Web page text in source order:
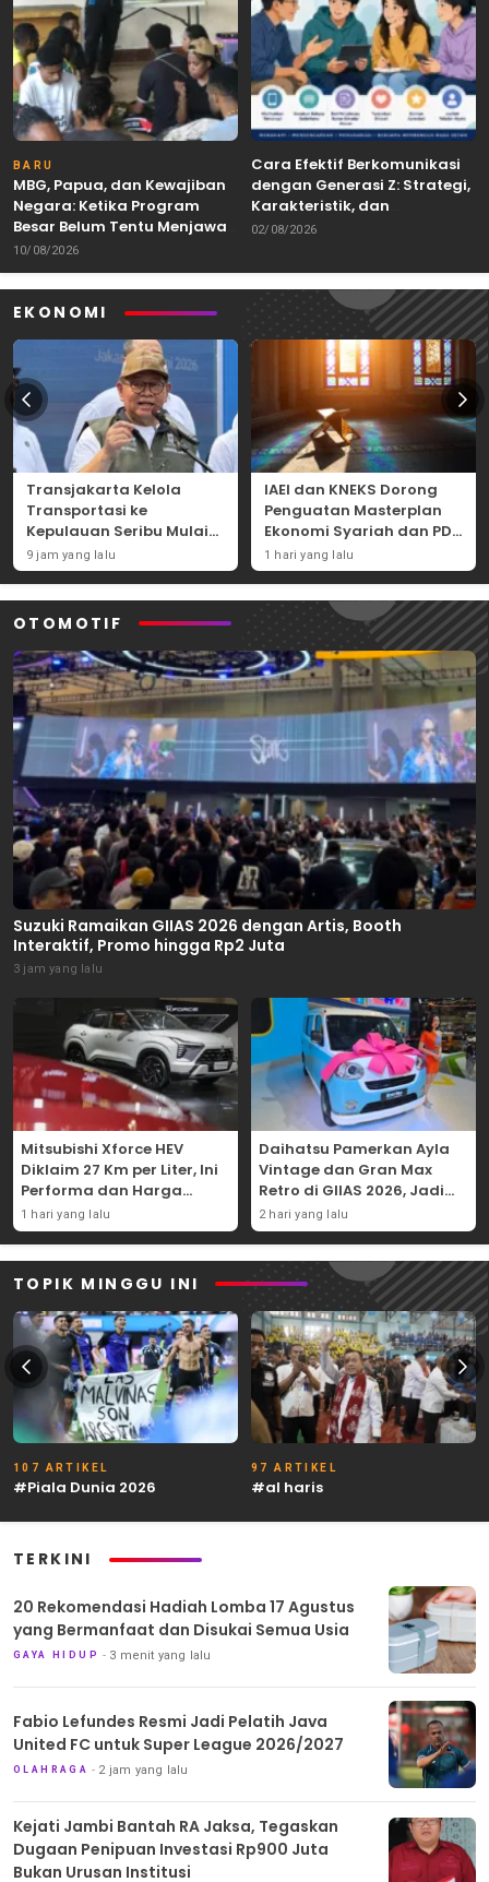
BARU
MBG, Papua, dan Kewajiban
Negara: Ketika Program
Besar Belum Tentu Menjawab
Kebutuhan Rakyat
10/08/2026
Cara Efektif Berkomunikasi
dengan Generasi Z: Strategi,
Karakteristik, dan
Tantangannya
02/08/2026
EKONOMI
Transjakarta Kelola
Transportasi ke
Kepulauan Seribu Mulai
2027, Pramono: Lebih
Mudah dan Efisien
9 jam yang lalu
IAEI dan KNEKS Dorong
Penguatan Masterplan
Ekonomi Syariah dan PDB
Syariah Indonesia
1 hari yang lalu
OTOMOTIF
Suzuki Ramaikan GIIAS 2026 dengan Artis, Booth
Interaktif, Promo hingga Rp2 Juta
3 jam yang lalu
Mitsubishi Xforce HEV
Diklaim 27 Km per Liter, Ini
Performa dan Harga
Terbarunya
1 hari yang lalu
Daihatsu Pamerkan Ayla
Vintage dan Gran Max
Retro di GIIAS 2026, Jadi
Hadiah Undian
2 hari yang lalu
TOPIK MINGGU INI
107 ARTIKEL
#Piala Dunia 2026
97 ARTIKEL
#al haris
TERKINI
20 Rekomendasi Hadiah Lomba 17 Agustus
yang Bermanfaat dan Disukai Semua Usia
GAYA HIDUP 3 menit yang lalu
Fabio Lefundes Resmi Jadi Pelatih Java
United FC untuk Super League 2026/2027
OLAHRAGA 2 jam yang lalu
Kejati Jambi Bantah RA Jaksa, Tegaskan
Dugaan Penipuan Investasi Rp900 Juta
Bukan Urusan Institusi